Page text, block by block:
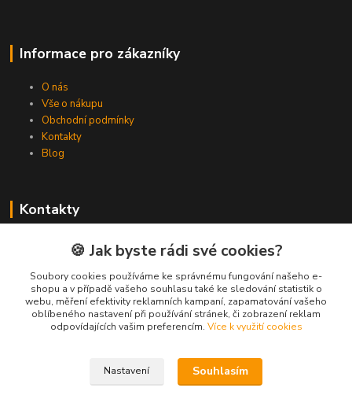
Informace pro zákazníky
O nás
Vše o nákupu
Obchodní podmínky
Kontakty
Blog
Kontakty
Zákaznická podpora Spojovat.cz
+420 606 036 459
(PO-PÁ, 8-16 hod.)
info@spojovat.cz
🍪 Jak byste rádi své cookies?
Soubory cookies používáme ke správnému fungování našeho e-
shopu a v případě vašeho souhlasu také ke sledování statistik o
webu, měření efektivity reklamních kampaní, zapamatování vašeho
oblíbeného nastavení při používání stránek, či zobrazení reklam
odpovídajících vašim preferencím. Více k využití cookies
Nastavení Souhlasím